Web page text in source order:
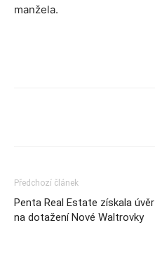
manžela.
Předchozí článek
Penta Real Estate získala úvěr
na dotažení Nové Waltrovky